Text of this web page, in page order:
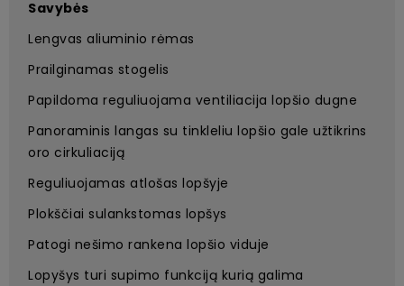
Savybės
Lengvas aliuminio rėmas
Prailginamas stogelis
Papildoma reguliuojama ventiliacija lopšio dugne
Panoraminis langas su tinkleliu lopšio gale užtikrins
oro cirkuliaciją
Reguliuojamas atlošas lopšyje
Plokščiai sulankstomas lopšys
Patogi nešimo rankena lopšio viduje
Lopyšys turi supimo funkciją kurią galima